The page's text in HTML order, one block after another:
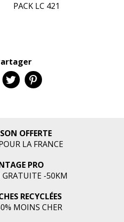
PACK LC 421
OFFERTE
LA FRANCE
PRO
GRATUITE -50KM
RECYCLÉES
MOINS CHER